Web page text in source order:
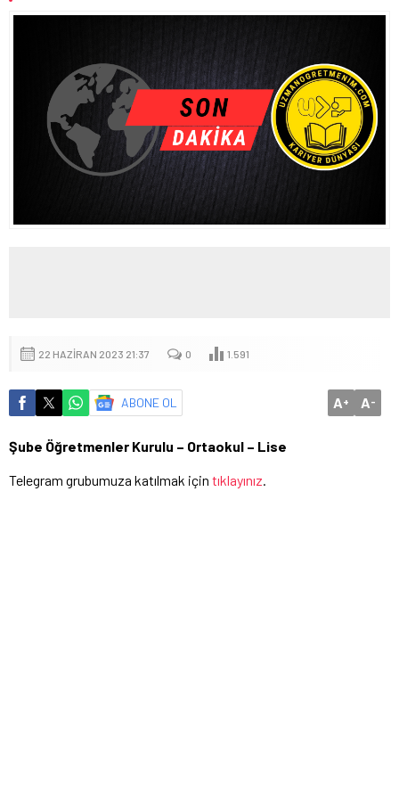
BAKANI MİKANADZE İLE BİR ARAYA GELDİ
MEB OKUL ÖNCESİ EĞİTİM VE İLKÖĞRETİM KURUMLARI
YÖNETMELİĞİ’NDE YAPILAN DEĞİŞİKLİK, RESMÎ GAZETE’DE
YAYIMLANDI
22 HAZIRAN 2023 21:37 0 1.591
ABONE OL A+ A-
Şube Öğretmenler Kurulu – Ortaokul – Lise
Telegram grubumuza katılmak için tıklayınız.